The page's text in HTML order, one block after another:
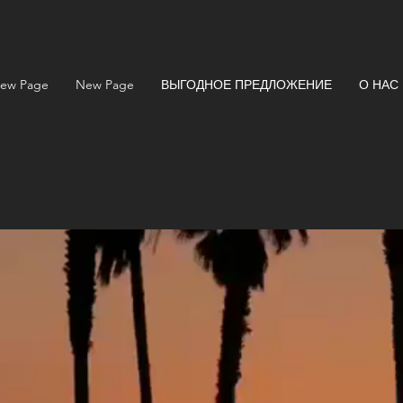
Page New Page ВЫГОДНОЕ ПРЕДЛОЖЕНИЕ О НАС